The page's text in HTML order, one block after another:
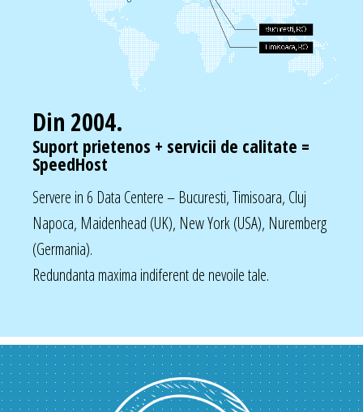
Din 2004.
Suport prietenos + servicii de calitate =
SpeedHost
Servere in 6 Data Centere – Bucuresti, Timisoara, Cluj
Napoca, Maidenhead (UK), New York (USA), Nuremberg
(Germania).
Redundanta maxima indiferent de nevoile tale.